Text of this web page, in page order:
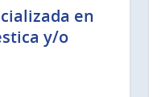
en
y/o